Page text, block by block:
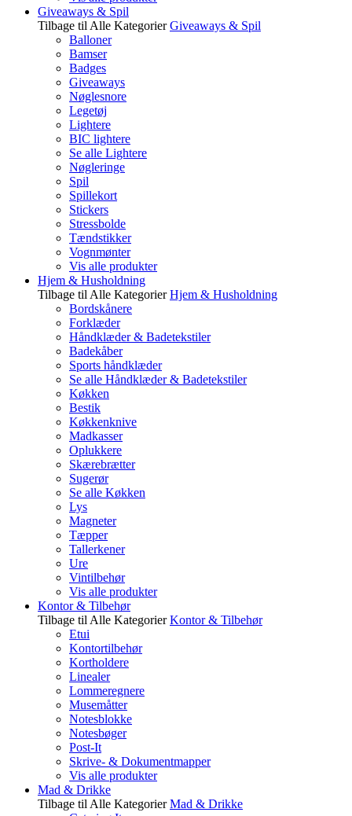
Giveaways & Spil
Tilbage til Alle Kategorier Giveaways & Spil
Balloner
Bamser
Badges
Giveaways
Nøglesnore
Legetøj
Lightere
BIC lightere
Se alle Lightere
Nøgleringe
Spil
Spillekort
Stickers
Stressbolde
Tændstikker
Vognmønter
Vis alle produkter
Hjem & Husholdning
Tilbage til Alle Kategorier Hjem & Husholdning
Bordskånere
Forklæder
Håndklæder & Badetekstiler
Badekåber
Sports håndklæder
Se alle Håndklæder & Badetekstiler
Køkken
Bestik
Køkkenknive
Madkasser
Oplukkere
Skærebrætter
Sugerør
Se alle Køkken
Lys
Magneter
Tæpper
Tallerkener
Ure
Vintilbehør
Vis alle produkter
Kontor & Tilbehør
Tilbage til Alle Kategorier Kontor & Tilbehør
Etui
Kontortilbehør
Kortholdere
Linealer
Lommeregnere
Musemåtter
Notesblokke
Notesbøger
Post-It
Skrive- & Dokumentmapper
Vis alle produkter
Mad & Drikke
Tilbage til Alle Kategorier Mad & Drikke